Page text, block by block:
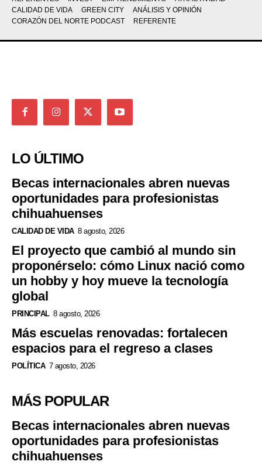
CALIDAD DE VIDA
GREEN CITY
ANÁLISIS Y OPINIÓN
CORAZÓN DEL NORTE PODCAST
REFERENTE
LO ÚLTIMO
Becas internacionales abren nuevas
oportunidades para profesionistas
chihuahuenses
CALIDAD DE VIDA 8 agosto, 2026
El proyecto que cambió al mundo sin
proponérselo: cómo Linux nació como
un hobby y hoy mueve la tecnología
global
PRINCIPAL 8 agosto, 2026
Más escuelas renovadas: fortalecen
espacios para el regreso a clases
POLÍTICA 7 agosto, 2026
MÁS POPULAR
Becas internacionales abren nuevas
oportunidades para profesionistas
chihuahuenses